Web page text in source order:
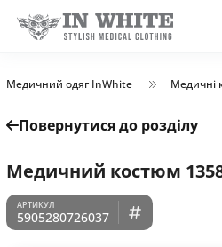
Медичний одяг InWhite Медичні
Повернутися до розділу
Медичний костюм
5905280726037